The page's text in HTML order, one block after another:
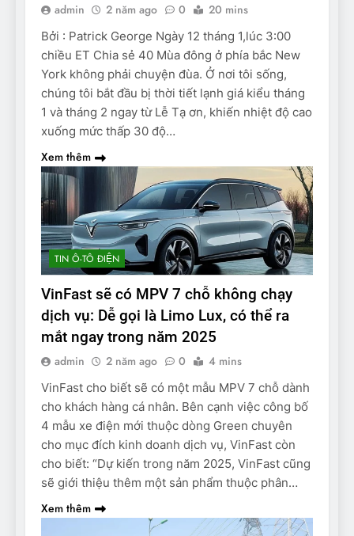
admin 2 năm ago 0 20 mins
Bởi : Patrick George Ngày 12 tháng 1,lúc 3:00
chiều ET Chia sẻ 40 Mùa đông ở phía bắc New
York không phải chuyện đùa. Ở nơi tôi sống,
chúng tôi bắt đầu bị thời tiết lạnh giá kiểu tháng
1 và tháng 2 ngay từ Lễ Tạ ơn, khiến nhiệt độ cao
xuống mức thấp 30 độ…
Xem thêm
TIN Ô-TÔ ĐIỆN
VinFast sẽ có MPV 7 chỗ không chạy
dịch vụ: Dễ gọi là Limo Lux, có thể ra
mắt ngay trong năm 2025
admin 2 năm ago 0 4 mins
VinFast cho biết sẽ có một mẫu MPV 7 chỗ dành
cho khách hàng cá nhân. Bên cạnh việc công bố
4 mẫu xe điện mới thuộc dòng Green chuyên
cho mục đích kinh doanh dịch vụ, VinFast còn
cho biết: “Dự kiến trong năm 2025, VinFast cũng
sẽ giới thiệu thêm một sản phẩm thuộc phân…
Xem thêm